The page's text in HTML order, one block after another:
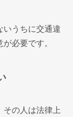
いうちに交通違
必要です。
その人は法律上